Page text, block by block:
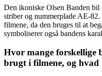
Den ikoniske Olsen Banden bil
striber og nummerplade AE-
filmene, da den bruges til at
symboliserer også bandens
Hvor mange forskellige
brugt i filmene, og hvad